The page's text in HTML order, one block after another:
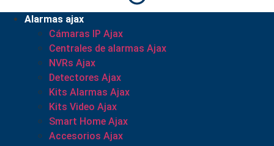
Alarmas ajax
Cámaras IP Ajax
Centrales de alarmas Ajax
NVRs Ajax
Detectores Ajax
Kits Alarmas Ajax
Kits Video Ajax
Smart Home Ajax
Accesorios Ajax